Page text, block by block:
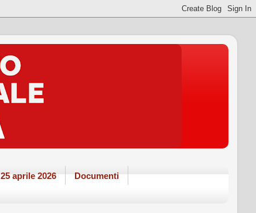
25 aprile 2026
Documenti